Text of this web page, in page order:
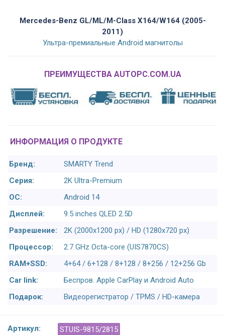
Mercedes-Benz GL/ML/M-Class X164/W164 (2005-
2011)
Ультра-премиальные Android магнитолы
ПРЕИМУЩЕСТВА AUTOPC.COM.UA
ИНФОРМАЦИЯ О ПРОДУКТЕ
Бренд:
SMARTY Trend
Серия:
2K Ultra-Premium
ОС:
Android 14
Дисплей:
9.5 inches QLED 2.5D
Разрешение:
2K (2000x1200 px) / HD (1280x720 px)
Процессор:
2.7 GHz Octa-core (UIS7870CS)
RAM+SSD:
4+64 / 6+128 / 8+128 / 8+256 / 12+256 Gb
Car link:
Беспров. Apple CarPlay и Android Auto
Подарок:
Видеорегистратор / TPMS / HD-камера
Артикул: STUIS-9815/2815